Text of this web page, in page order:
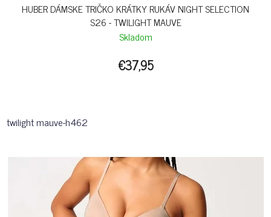
HUBER DÁMSKE TRIČKO KRÁTKY RUKÁV NIGHT SELECTION
S26 - TWILIGHT MAUVE
Skladom
€37,95
twilight mauve-h462